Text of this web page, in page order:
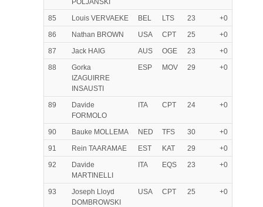
POLJANSKI
85 Louis VERVAEKE BEL LTS 23
+0
86
Nathan BROWN USA CPT 25
+0
87
Jack HAIG AUS OGE 23
+0
88
Gorka
IZAGUIRRE
INSAUSTI
ESP MOV 29 +0
89
Davide
FORMOLO
ITA CPT 24 +0
90 Bauke MOLLEMA NED TFS 30
+0
91
Rein TAARAMAE EST KAT 29
+0
92
Davide
MARTINELLI
ITA EQS 23 +0
93
Joseph Lloyd
DOMBROWSKI
USA CPT 25 +0